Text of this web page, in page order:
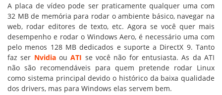
A placa de vídeo pode ser praticamente qualquer uma com
32 MB de memória para rodar o ambiente básico, navegar na
web, rodar editores de texto, etc. Agora se você quer mais
desempenho e rodar o Windows Aero, é necessário uma com
pelo menos 128 MB dedicados e suporte a DirectX 9. Tanto
faz ser NvidiaouATI se você não for entusiasta. As da ATI
não são recomendáveis para quem pretende rodar Linux
como sistema principal devido o histórico da baixa qualidade
dos drivers, mas para Windows elas servem bem.